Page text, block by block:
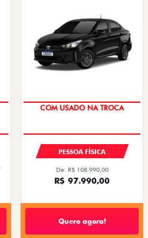
PESSOA FÍSICA
De: R$ 108.990,00
R$ 97.990,00
Quero agora!